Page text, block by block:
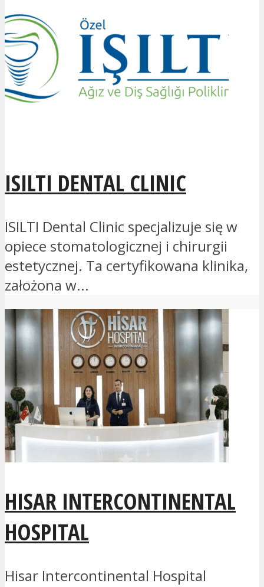
ISILTI DENTAL CLINIC
ISILTI Dental Clinic specjalizuje się w
opiece stomatologicznej i chirurgii
estetycznej. Ta certyfikowana klinika,
założona w...
HISAR INTERCONTINENTAL
HOSPITAL
Hisar Intercontinental Hospital